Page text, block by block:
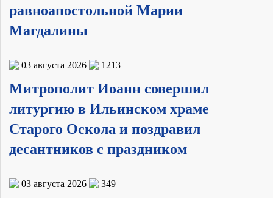
равноапостольной Марии
Магдалины
03 августа 2026 1213
Митрополит Иоанн совершил
литургию в Ильинском храме
Старого Оскола и поздравил
десантников с праздником
03 августа 2026 349